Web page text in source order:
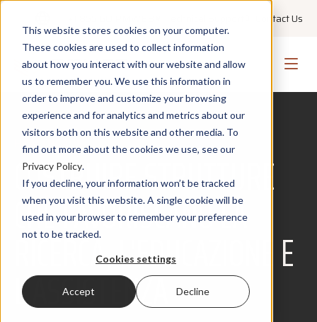
This website stores cookies on your computer.
These cookies are used to collect information
about how you interact with our website and allow
us to remember you. We use this information in
order to improve and customize your browsing
experience and for analytics and metrics about our
visitors both on this website and other media. To
find out more about the cookies we use, see our
Privacy Policy.
If you decline, your information won’t be tracked
when you visit this website. A single cookie will be
used in your browser to remember your preference
not to be tracked.
Cookies settings
Accept Decline
Contact Us
HEALTHCARE
COSTRUIRE STRUTTURE
CHE FAVORISCANO LA
RICERCA, L'EDUCAZIONE E
L'ASSISTENZA